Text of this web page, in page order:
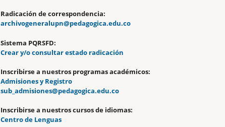
Radicación de correspondencia:
archivogeneralupn@pedagogica.edu.co
Sistema PQRSFD:
Crear y/o consultar estado radicación
Inscribirse a nuestros programas académicos:
Admisiones y Registro
sub_admisiones@pedagogica.edu.co
Inscribirse a nuestros cursos de idiomas:
Centro de Lenguas